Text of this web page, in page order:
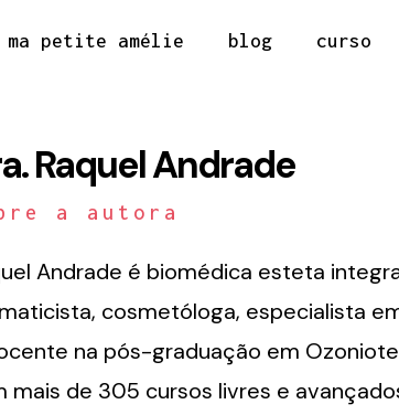
ma petite amélie blog curso
Raquel Andrade
a autora
Andrade é biomédica esteta
cosmetóloga, especialista
na pós-graduação em
mais de 305 cursos livres e